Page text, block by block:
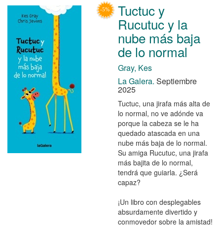
Tuctuc y
Rucutuc y la
nube más baja
de lo normal
Gray, Kes
La Galera. Septiembre
2025
Tuctuc, una jirafa más alta de
lo normal, no ve adónde va
porque la cabeza se le ha
quedado atascada en una
nube más baja de lo normal.
Su amiga Rucutuc, una jirafa
más bajita de lo normal,
tendrá que guiarla. ¿Será
capaz?
¡Un libro con desplegables
absurdamente divertido y
conmovedor sobre la amistad!